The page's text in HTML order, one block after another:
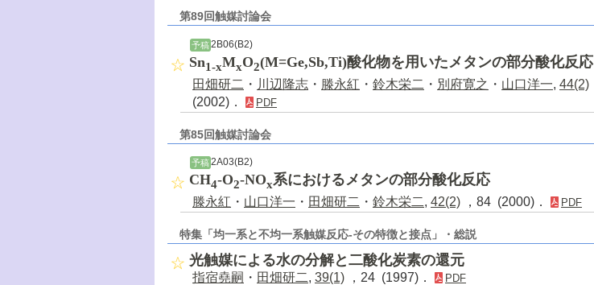
第89回触媒討論会
予稿2B06(B2)
Sn1-xMxO2(M=Ge,Sb,Ti)酸化物を用いたメタンの部分酸化反応
田畑研二 ・ 川辺隆志 ・ 滕永紅 ・ 鈴木栄二 ・ 別府寛之 ・ 山口洋一, 44(2)
(2002)．
PDF
第85回触媒討論会
予稿 2A03(B2)
CH4-O2-NOx系におけるメタンの部分酸化反応
滕永紅 ・ 山口洋一 ・ 田畑研二 ・ 鈴木栄二, 42(2) ，84 (2000)． PDF
特集「均一系と不均一系触媒反応-その特徴と接点」・総説
光触媒による水の分解と二酸化炭素の還元
指宿堯嗣 ・ 田畑研二, 39(1) ，24 (1997)． PDF